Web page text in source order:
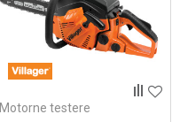
Motorne testere